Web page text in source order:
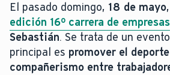
El pasado domingo, 18 de mayo
edición 16º carrera de empresas
Sebastián. Se trata de un
principal es promover el deporte
compañerismo entre